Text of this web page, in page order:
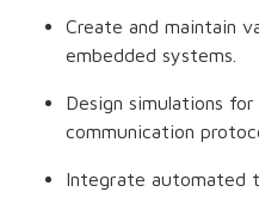
Create and maintain
embedded systems.
Design simulations
communication
Integrate automated